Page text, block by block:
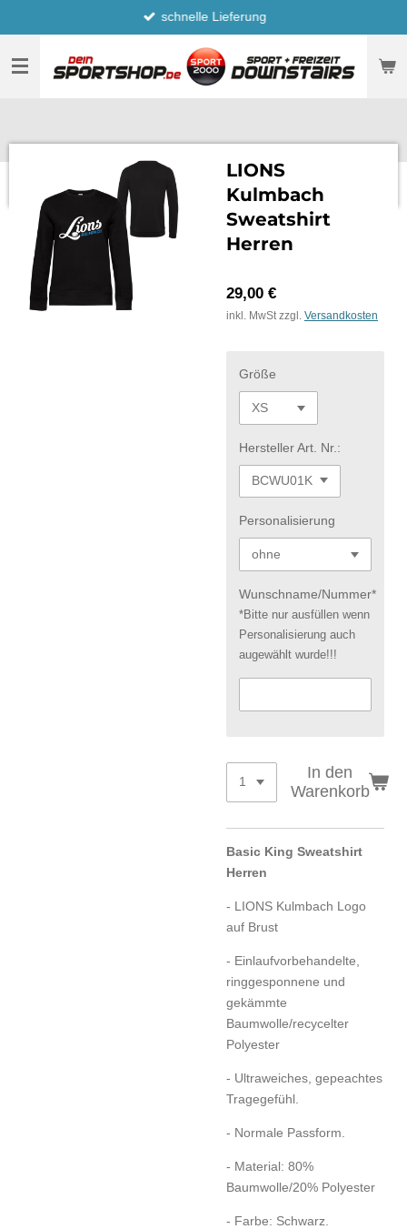
Hauptinhalt
springen
schnelle Lieferung
LIONS
Kulmbach
Sweatshirt
Herren
29,00 €
inkl. MwSt zzgl. Versandkosten
Größe
Hersteller Art. Nr.:
Personalisierung
Wunschname/Nummer*
*Bitte nur ausfüllen wenn
Personalisierung auch
augewählt wurde!!!
In den
Warenkorb
Basic King Sweatshirt
Herren
- LIONS Kulmbach Logo
auf Brust
- Einlaufvorbehandelte,
ringgesponnene und
gekämmte
Baumwolle/recycelter
Polyester
- Ultraweiches, gepeachtes
Tragegefühl.
- Normale Passform.
- Material: 80%
Baumwolle/20% Polyester
- Farbe: Schwarz.